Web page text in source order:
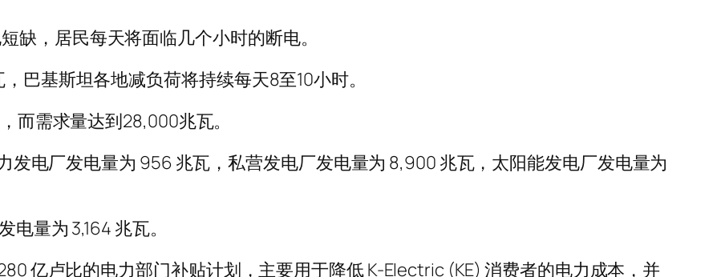
缺，居民每天将面临几个小时的断电。
巴基斯坦各地减负荷将持续每天8至10小时。
而需求量达到28,000兆瓦。
发电厂发电量为 956 兆瓦，私营发电厂发电量为 8,900 兆瓦，太阳能发电厂发电量为
量为 3,164 兆瓦。
亿卢比的电力部门补贴计划，主要用于降低 K-Electric (KE) 消费者的电力成本，并